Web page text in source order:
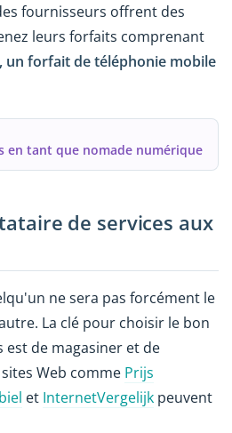
fournisseurs offrent des
leurs forfaits comprenant
un forfait de téléphonie mobile
en tant que nomade numérique
de services aux
ne sera pas forcément le
La clé pour choisir le bon
de magasiner et de
Web comme Prijs
et InternetVergelijk peuvent